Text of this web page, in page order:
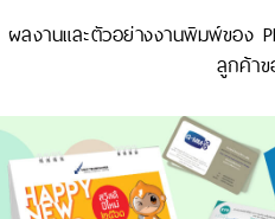
ผลงานและตัวอย่างงานพิมพ์ของ
ลูกค้าข